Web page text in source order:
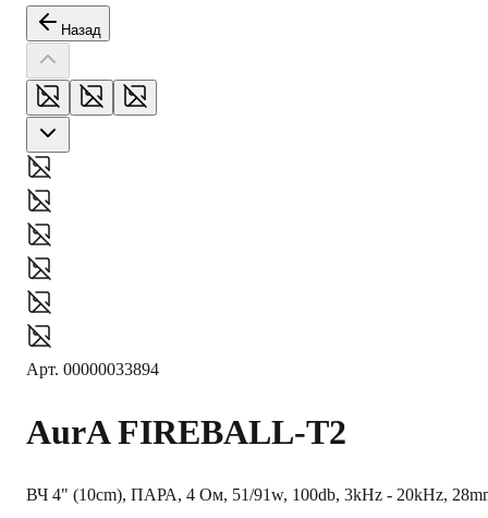
Назад
Арт. 00000033894
AurA FIREBALL-T2
ВЧ 4" (10cm), ПАРА, 4 Ом, 51/91w, 100db, 3kHz - 20kHz,